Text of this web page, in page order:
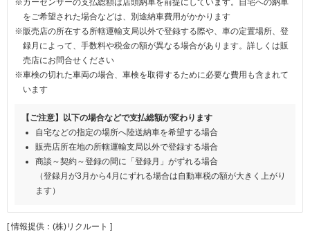
をご希望された場合などは、別途納車費用がかかります
※販売店の所在する所轄運輸支局以外で登録する際や、車の定置場所、登
録月によって、手数料や税金の額が異なる場合があります。詳しくは販
売店にお問合せください
※車検の切れた車両の場合、車検を取得するために必要な費用も含まれて
います
【ご注意】以下の場合などで支払総額が変わります
自宅などの指定の場所へ陸送納車を希望する場合
販売店所在地の所轄運輸支局以外で登録する場合
商談～契約～登録の間に「登録月」がずれる場合
（登録月が3月から4月にずれる場合は自動車税の額が大きく上がり
ます）
[ 情報提供：(株)リクルート ]